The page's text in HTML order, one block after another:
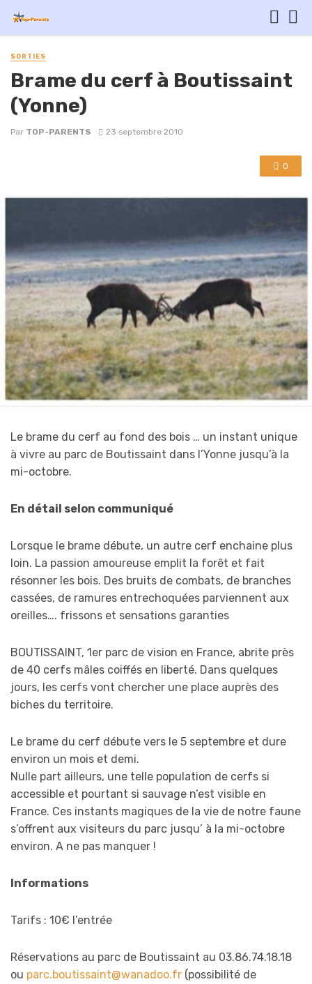
SORTIES
Brame du cerf à Boutissaint
(Yonne)
Par TOP-PARENTS 23 septembre 2010
0
Le brame du cerf au fond des bois … un instant unique
à vivre au parc de Boutissaint dans l’Yonne jusqu’à la
mi-octobre.
En détail selon communiqué
Lorsque le brame débute, un autre cerf enchaine plus
loin. La passion amoureuse emplit la forêt et fait
résonner les bois. Des bruits de combats, de branches
cassées, de ramures entrechoquées parviennent aux
oreilles…. frissons et sensations garanties
BOUTISSAINT, 1er parc de vision en France, abrite près
de 40 cerfs mâles coiffés en liberté. Dans quelques
jours, les cerfs vont chercher une place auprès des
biches du territoire.
Le brame du cerf débute vers le 5 septembre et dure
environ un mois et demi.
Nulle part ailleurs, une telle population de cerfs si
accessible et pourtant si sauvage n’est visible en
France. Ces instants magiques de la vie de notre faune
s’offrent aux visiteurs du parc jusqu’ à la mi-octobre
environ. A ne pas manquer !
Informations
Tarifs : 10€ l’entrée
Réservations au parc de Boutissaint au 03.86.74.18.18
ou parc.boutissaint@wanadoo.fr (possibilité de